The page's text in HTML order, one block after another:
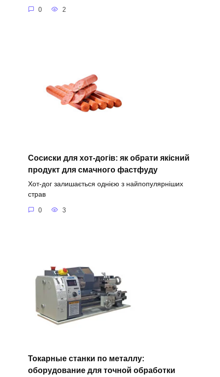
0 2
Сосиски для хот-догів: як обрати якісний
продукт для смачного фастфуду
Хот-дог залишається однією з найпопулярніших
страв
0 3
Токарные станки по металлу:
оборудование для точной обработки